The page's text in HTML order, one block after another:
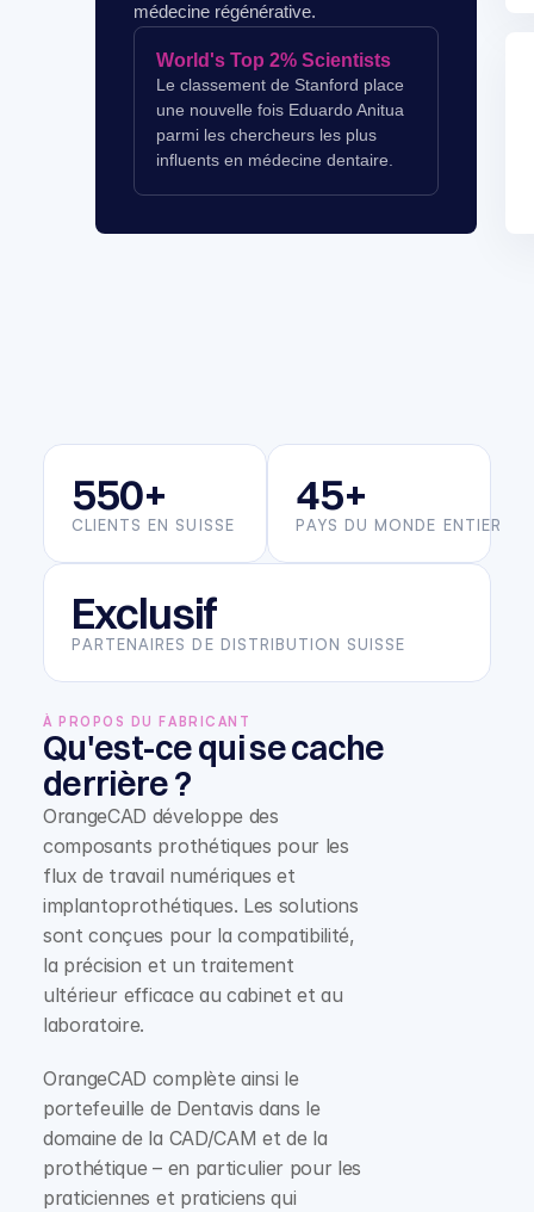
médecine régénérative.
World's Top 2% Scientists
Le classement de Stanford place
une nouvelle fois Eduardo Anitua
parmi les chercheurs les plus
influents en médecine dentaire.
550+
CLIENTS EN SUISSE
45+
PAYS DU MONDE ENTIER
Exclusif
PARTENAIRES DE DISTRIBUTION SUISSE
À PROPOS DU FABRICANT
Qu'est-ce qui se cache
derrière ?
OrangeCAD développe des
composants prothétiques pour les
flux de travail numériques et
implantoprothétiques. Les solutions
sont conçues pour la compatibilité,
la précision et un traitement
ultérieur efficace au cabinet et au
laboratoire.
OrangeCAD complète ainsi le
portefeuille de Dentavis dans le
domaine de la CAD/CAM et de la
prothétique – en particulier pour les
praticiennes et praticiens qui